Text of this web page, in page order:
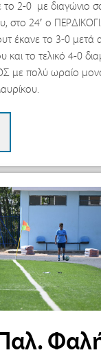
το 2-0 με διαγώνιο
στο 24′ ο
έκανε το 3-0 μετά
και το τελικό 4-0
πολύ ωραίο